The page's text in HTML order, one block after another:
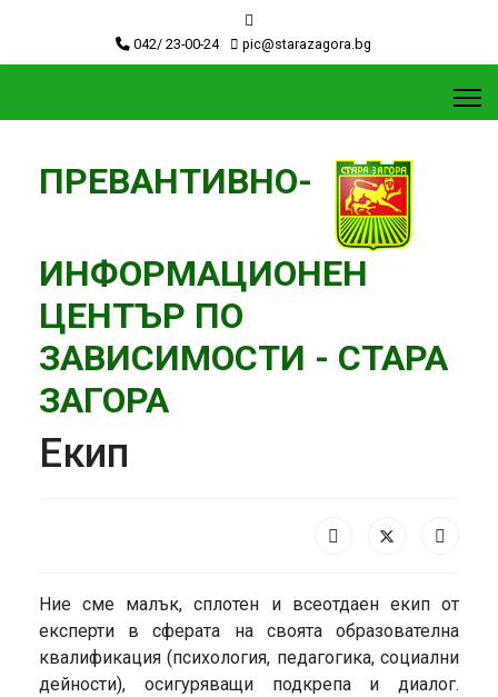
042/ 23-00-24 pic@starazagora.bg
ПРЕВАНТИВНО-
ИНФОРМАЦИОНЕН
ЦЕНТЪР ПО
ЗАВИСИМОСТИ - СТАРА
ЗАГОРА
Екип
Ние сме малък, сплотен и всеотдаен екип от
експерти в сферата на своята образователна
квалификация (психология, педагогика, социални
дейности), осигуряващи подкрепа и диалог.